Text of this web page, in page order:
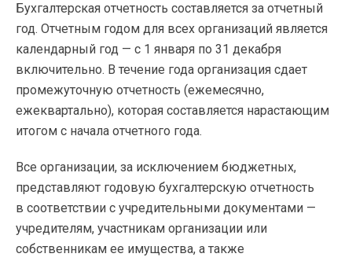
Бухгалтерская отчетность составляется за отчетный
год. Отчетным годом для всех организаций является
календарный год — с 1 января по 31 декабря
включительно. В течение года организация сдает
промежуточную отчетность (ежемесячно,
ежеквартально), которая составляется нарастающим
итогом с начала отчетного года.
Все организации, за исключением бюджетных,
представляют годовую бухгалтерскую отчетность
в соответствии с учредительными документами —
учредителям, участникам организации или
собственникам ее имущества, а также